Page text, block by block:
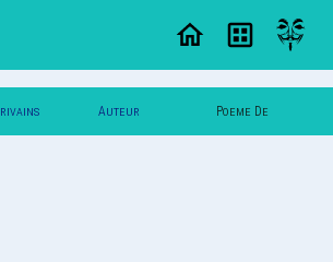
Auteur Poeme De